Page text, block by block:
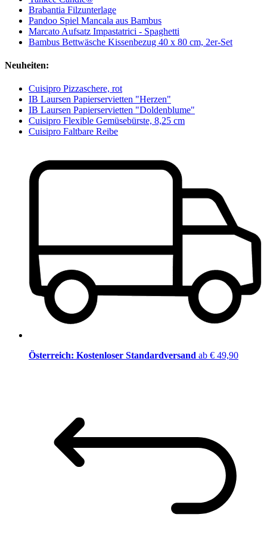
Brabantia Filzunterlage
Pandoo Spiel Mancala aus Bambus
Marcato Aufsatz Impastatrici - Spaghetti
Bambus Bettwäsche Kissenbezug 40 x 80 cm, 2er-Set
Neuheiten:
Cuisipro Pizzaschere, rot
IB Laursen Papierservietten "Herzen"
IB Laursen Papierservietten "Doldenblume"
Cuisipro Flexible Gemüsebürste, 8,25 cm
Cuisipro Faltbare Reibe
Österreich: Kostenloser Standardversand ab € 49,90